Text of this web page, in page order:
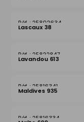
25802634
Lascaux 38
25822847
Lavandou 613
25816341
Maldives 935
25816334